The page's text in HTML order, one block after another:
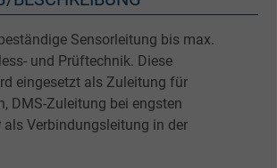
Sensorleitung bis max.
und Prüftechnik. Diese
eingesetzt als Zuleitung für
DMS-Zuleitung bei engsten
als Verbindungsleitung in der